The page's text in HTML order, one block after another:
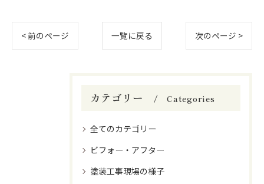
< 前のページ 一覧に戻る 次のページ >
カテゴリー Categories
全てのカテゴリー
ビフォー・アフター
塗装工事現場の様子